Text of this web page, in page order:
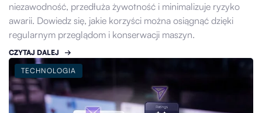
niezawodność, przedłuża żywotność i minimalizuje ryzyko
awarii. Dowiedz się, jakie korzyści można osiągnąć dzięki
regularnym przeglądom i konserwacji maszyn.
CZYTAJ DALEJ
TECHNOLOGIA